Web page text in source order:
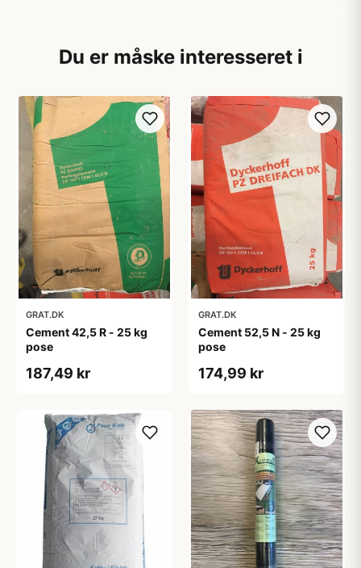
Du er måske interesseret i
GRAT.DK
Cement 42,5 R - 25 kg
pose
187,49 kr
GRAT.DK
Cement 52,5 N - 25 kg
pose
174,99 kr